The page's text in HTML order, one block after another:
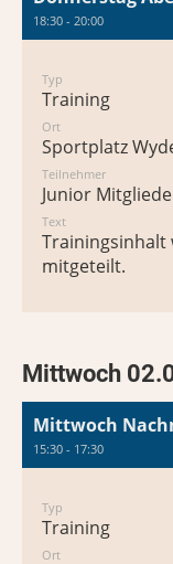
18:30 - 20:00
Typ
Training
Ort
Sportplatz
Teilnehmer
Junior
Text
Trainingsinhalt
mitgeteilt.
Mittwoch
Mittwoch
15:30 - 17:30
Typ
Training
Ort